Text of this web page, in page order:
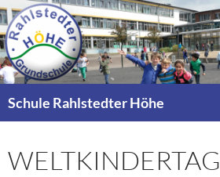
Zum
Inhalt
springen
Schule Rahlstedter Höhe
WELTKINDERTAG